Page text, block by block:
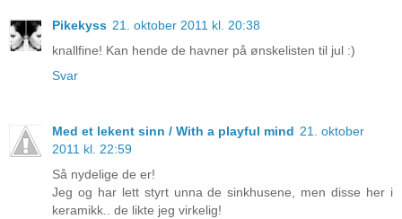
Pikekyss 21. oktober 2011 kl. 20:38
knallfine! Kan hende de havner på ønskelisten til jul :)
Svar
Med et lekent sinn / With a playful mind 21. oktober
2011 kl. 22:59
Så nydelige de er!
Jeg og har lett styrt unna de sinkhusene, men disse her i
keramikk.. de likte jeg virkelig!